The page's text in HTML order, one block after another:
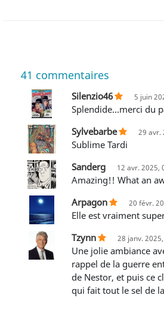
41 commentaires
Silenzio46 5 juin
Splendide...merci du
Sylvebarbe
29 avr.
Sublime Tardi
Sanderg
12 avr. 2025,
Amazing!! What an
Arpagon
20 févr.
Elle est vraiment
Tzynn
28 janv.
Une jolie ambiance avec le brouillard, le
rappel de la guerre
de Nestor, et puis ce
qui fait tout le sel de